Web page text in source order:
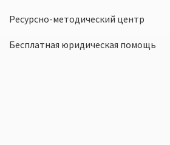
Ресурсно-методический центр
Бесплатная юридическая помощь